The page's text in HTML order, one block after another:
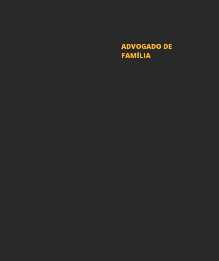
ADVOGADO DE
FAMÍLIA